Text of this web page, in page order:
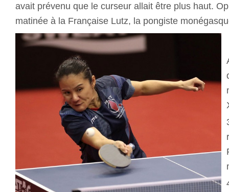
avait prévenu que le curseur allait être plus haut.
matinée à la Française Lutz, la pongiste